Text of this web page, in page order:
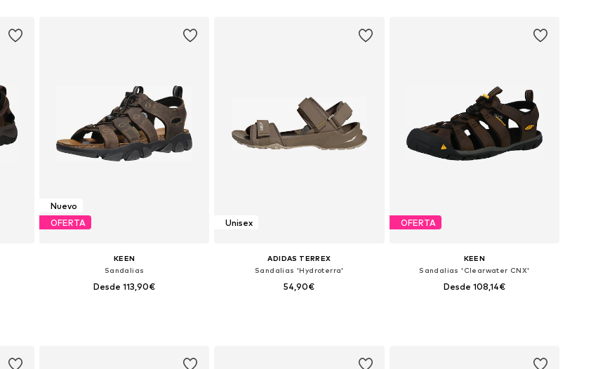
Nuevo
OFERTA
KEEN
Sandalias
Desde 113,90€
Unisex
ADIDAS TERREX
Sandalias 'Hydroterra'
54,90€
OFERTA
KEEN
Sandalias 'Clearwater CNX'
Desde 108,14€